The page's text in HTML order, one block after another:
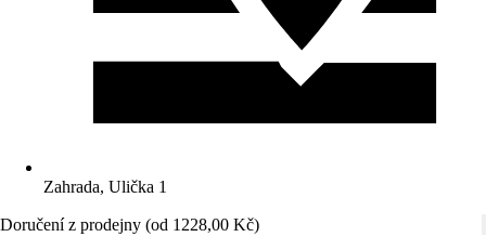
Zahrada, Ulička 1
Doručení z prodejny (od 1228,00 Kč)